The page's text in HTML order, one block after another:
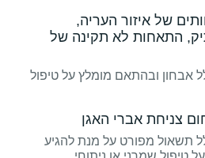
של איזור העריה,
התאחות לא תקינה של
אבחון ובהתאם מומלץ על טיפול
צניחת אברי האגן
תשאול מפורט על מנת להגיע